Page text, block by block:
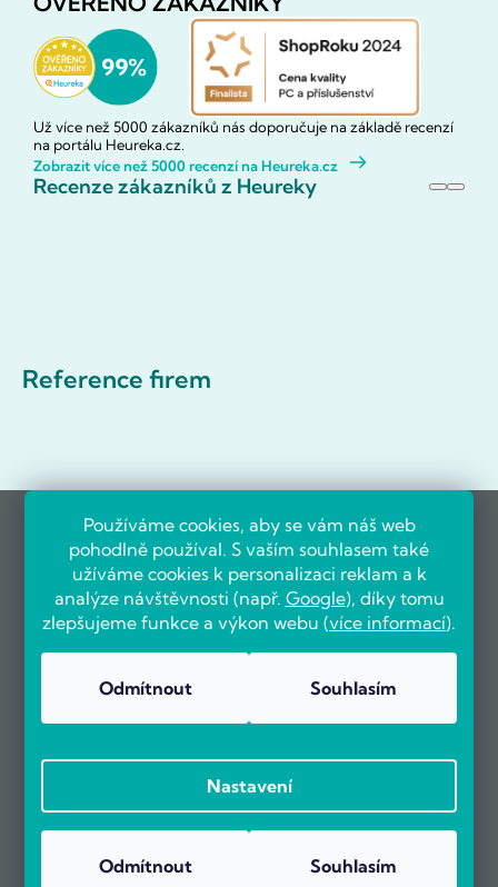
Používáme cookies, aby se vám náš web
pohodlně používal. S vaším souhlasem také
užíváme cookies k personalizaci reklam a k
analýze návštěvnosti (např. Google), díky tomu
zlepšujeme funkce a výkon webu (více informací).
Odmítnout Souhlasím
Nastavení
Odmítnout Souhlasím
Už více než 5000 zákazníků nás doporučuje na základě recenzí
na portálu Heureka.cz.
Zobrazit více než 5000 recenzí na Heureka.cz
Recenze zákazníků z Heureky
Reference firem